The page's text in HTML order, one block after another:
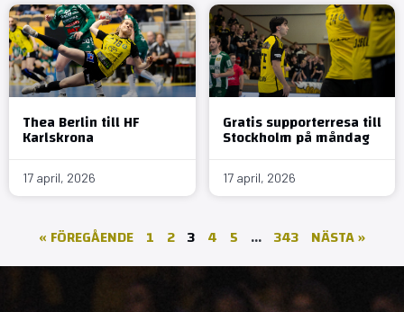
Thea Berlin till HF
Karlskrona
17 april, 2026
Gratis supporterresa till
Stockholm på måndag
17 april, 2026
« FÖREGÅENDE 1 2 3 4 5 … 343 NÄSTA »